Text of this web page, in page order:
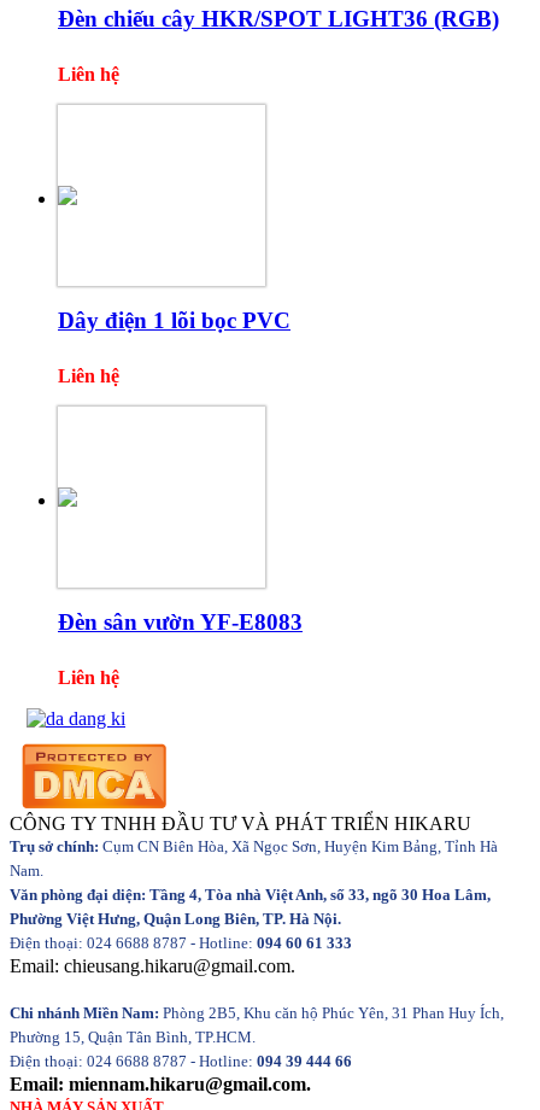
Đèn chiếu cây HKR/SPOT LIGHT36 (RGB)
Liên hệ
Dây điện 1 lõi bọc PVC
Liên hệ
Đèn sân vườn YF-E8083
Liên hệ
CÔNG TY TNHH ĐẦU TƯ VÀ PHÁT TRIỂN HIKARU
Trụ sở chính: Cụm CN Biên Hòa, Xã Ngọc Sơn, Huyện Kim Bảng, Tỉnh Hà
Nam.
Văn phòng đại diện: Tầng 4, Tòa nhà Việt Anh, số 33, ngõ 30 Hoa Lâm,
Phường Việt Hưng, Quận Long Biên, TP. Hà Nội.
Điện thoại: 024 6688 8787 - Hotline: 094 60 61 333
Email: chieusang.hikaru@gmail.com.
Chi nhánh Miền Nam: Phòng 2B5, Khu căn hộ Phúc Yên, 31 Phan Huy Ích,
Phường 15, Quận Tân Bình, TP.HCM.
Điện thoại: 024 6688 8787 - Hotline: 094 39 444 66
Email: miennam.hikaru@gmail.com.